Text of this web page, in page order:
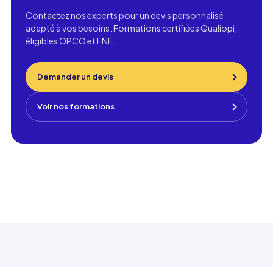
Contactez nos experts pour un devis personnalisé
adapté à vos besoins. Formations certifiées Qualiopi,
éligibles OPCO et FNE.
Demander un devis
Voir nos formations